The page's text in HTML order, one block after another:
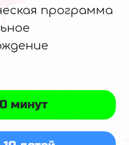
программа
минут